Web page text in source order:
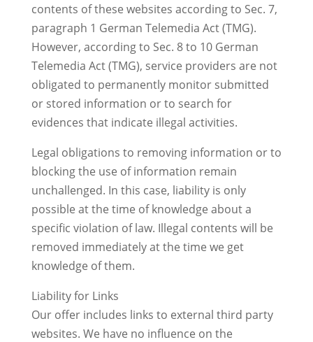
contents of these websites according to Sec. 7,
paragraph 1 German Telemedia Act (TMG).
However, according to Sec. 8 to 10 German
Telemedia Act (TMG), service providers are not
obligated to permanently monitor submitted
or stored information or to search for
evidences that indicate illegal activities.
Legal obligations to removing information or to
blocking the use of information remain
unchallenged. In this case, liability is only
possible at the time of knowledge about a
specific violation of law. Illegal contents will be
removed immediately at the time we get
knowledge of them.
Liability for Links
Our offer includes links to external third party
websites. We have no influence on the